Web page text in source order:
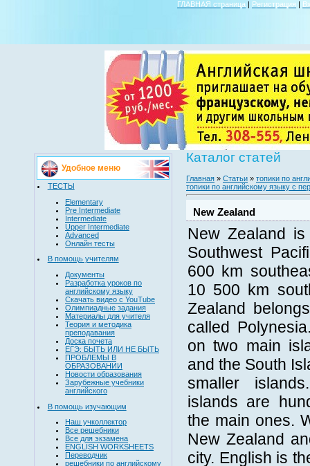
ГЛАВНАЯ страница | Регистрация |
Удобное меню
ТЕСТЫ
Elementary
Pre Intermediate
Intermediate
Upper Intermediate
Advanced
Онлайн тесты
В помощь учителям
Документы
Разработка уроков по
английскому языку
Скачать видео с YouTube
Олимпиадные задания
Материалы для учителя
Теория и методика
преподавания
Доска почета
ЕГЭ: БЫТЬ ИЛИ НЕ БЫТЬ
ПРОБЛЕМЫ В
ОБРАЗОВАНИИ
Новости образования
Зарубежные учебники
английского
В помощь изучающим
Наш учколлектор
Все решебники
Все для экзамена
ENGLISH WORKSHEETS
Переводчик
решебники по английскому
Каталог статей
Главная » Статьи » топики по
топики по английскому языку с
New Zealand
New Zealand
Southwest
600 km
10 500 km
Zealand
called
on two main
and the South
smaller
islands are
the main ones.
New Zealand
city. English is